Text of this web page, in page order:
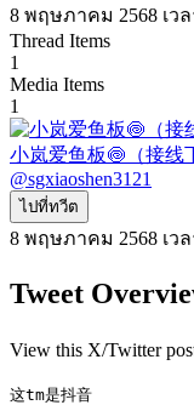
8 พฤษภาคม 2568 เวล
Thread Items
1
Media Items
1
小岚爱鱼板🍥（接线
@sgxiaoshen3121
ไปที่ทวีต
8 พฤษภาคม 2568 เวล
Tweet
View this X/Twitter
这tm是抖音